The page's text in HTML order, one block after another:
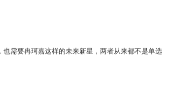
需要冉珂嘉这样的未来新星，两者从来都不是单选